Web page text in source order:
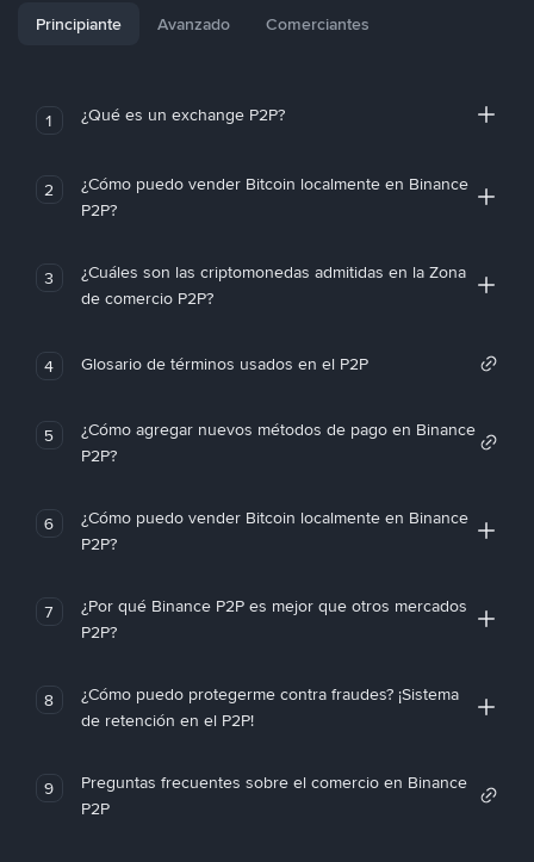
Principiante Avanzado Comerciantes
1 ¿Qué es un exchange P2P?
2
¿Cómo puedo vender Bitcoin localmente en Binance
P2P?
3
¿Cuáles son las criptomonedas admitidas en la Zona
de comercio P2P?
4 Glosario de términos usados en el P2P
5
¿Cómo agregar nuevos métodos de pago en Binance
P2P?
6
¿Cómo puedo vender Bitcoin localmente en Binance
P2P?
7
¿Por qué Binance P2P es mejor que otros mercados
P2P?
8
¿Cómo puedo protegerme contra fraudes? ¡Sistema
de retención en el P2P!
9
Preguntas frecuentes sobre el comercio en Binance
P2P